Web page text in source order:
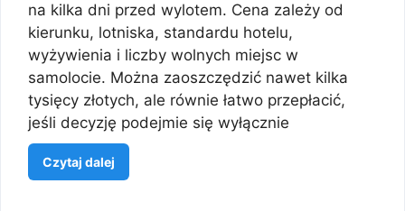
na kilka dni przed wylotem. Cena zależy od
kierunku, lotniska, standardu hotelu,
wyżywienia i liczby wolnych miejsc w
samolocie. Można zaoszczędzić nawet kilka
tysięcy złotych, ale równie łatwo przepłacić,
jeśli decyzję podejmie się wyłącznie
Czytaj dalej